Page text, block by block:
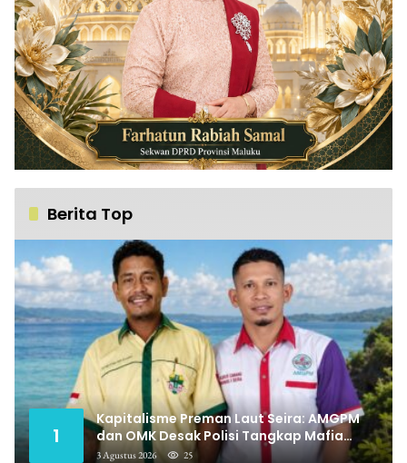
Berita Top
1
Kapitalisme Preman Laut Seira: AMGPM
dan OMK Desak Polisi Tangkap Mafia
Pungli
3 Agustus 2026 25